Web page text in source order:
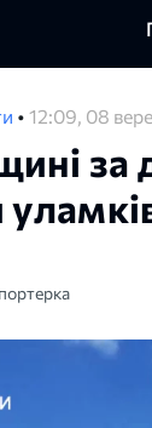
• 12:09, 08
за